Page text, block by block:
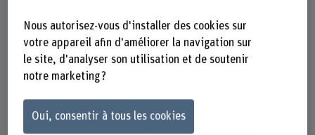
Leiter Institut Interpretation
Contact
+41 31 848 38 06
Afficher l'e-mail
Nous autorisez-vous d'installer des cookies sur
votre appareil afin d'améliorer la navigation sur
le site, d'analyser son utilisation et de soutenir
notre marketing ?
Oui, consentir à tous les cookies